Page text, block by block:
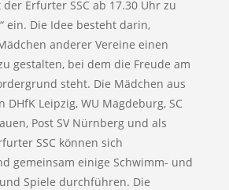
Erfurter SSC ab 17.30 Uhr zu
ein. Die Idee besteht darin,
anderer Vereine einen
gestalten, bei dem die Freude am
steht. Die Mädchen aus
DHfK Leipzig, WU Magdeburg, SC
Post SV Nürnberg und als
SSC können sich
gemeinsam einige Schwimm- und
Spiele durchführen. Die